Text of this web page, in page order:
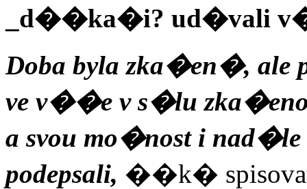
_d��ka�i? ud�vali
Doba byla zka�en�,
ve v��e v s�lu
a svou mo�nost i
podepsali, ��k�